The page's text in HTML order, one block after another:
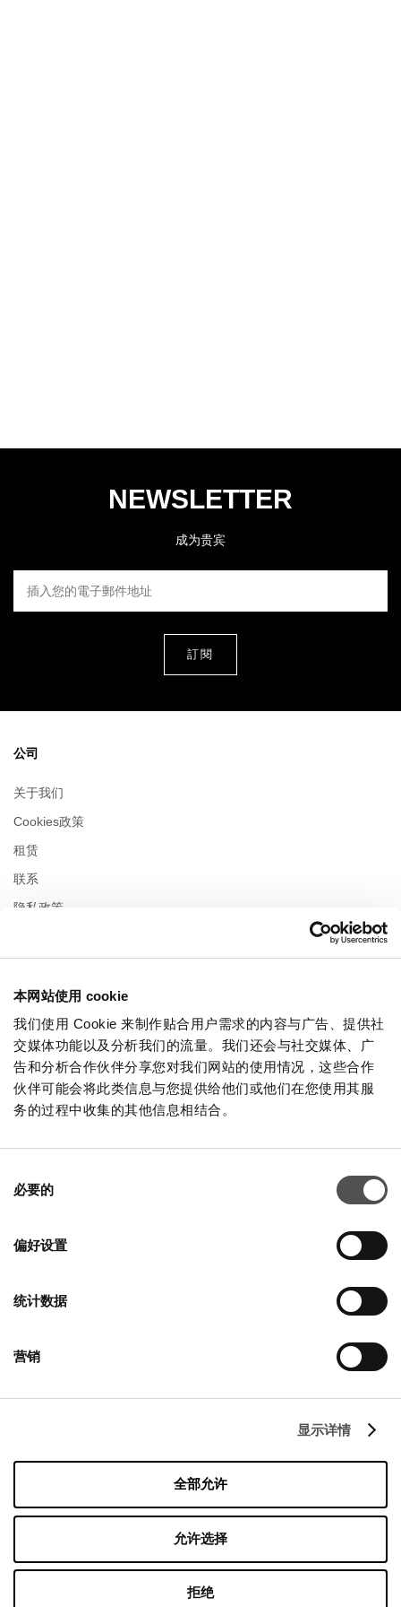
本网站使用 cookie
我们使用 Cookie 来制作贴合用户需求的内容与广告、提供社
交媒体功能以及分析我们的流量。我们还会与社交媒体、广
告和分析合作伙伴分享您对我们网站的使用情况，这些合作
伙伴可能会将此类信息与您提供给他们或他们在您使用其服
务的过程中收集的其他信息相结合。
必要的
偏好设置
统计数据
营销
显示详情
全部允许
允许选择
拒绝
NEWSLETTER
成为贵宾
公司
关于我们
Cookies政策
租赁
联系
隐私政策
星期一
星期二
10:00 - 22:00
星期三
10:00 - 22:00
星期四
10:00 - 22:00
星期五
10:00 - 22:00
星期六
10:00 - 22:00
10:00 - 21:00
更多信息
05-500 Piaseczno
+48 22 737 31 15